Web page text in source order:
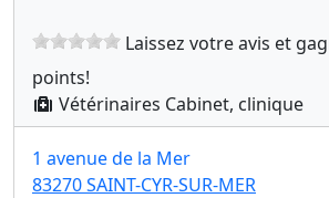
Laissez votre avis et
points!
Vétérinaires Cabinet, clinique
1 avenue de la Mer
83270 SAINT-CYR-SUR-MER